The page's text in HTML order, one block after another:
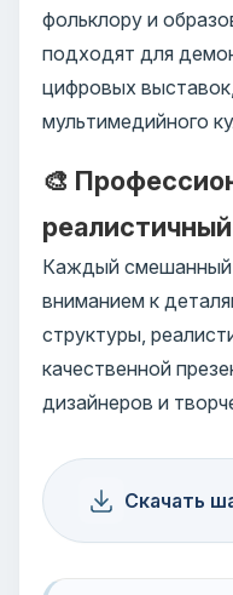
фольклору и
подходят для
цифровых
мультимедийного
🎨
Каждый смешанный
вниманием к
структуры,
качественной
дизайнеров и
Скачать